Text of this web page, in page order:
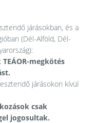
járásokban, és a
(Dél-Alföld, Dél-
megkötés
járásokon kívül
csak
jogosultak.